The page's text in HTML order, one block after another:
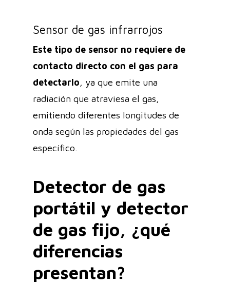
Sensor de gas infrarrojos
Este tipo de sensor no requiere de
contacto directo con el gas para
detectarlo, ya que emite una
radiación que atraviesa el gas,
emitiendo diferentes longitudes de
onda según las propiedades del gas
específico.
Detector de gas
portátil y detector
de gas fijo, ¿qué
diferencias
presentan?